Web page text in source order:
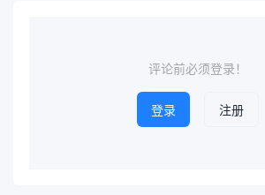
评论前必须登录！
登录 注册